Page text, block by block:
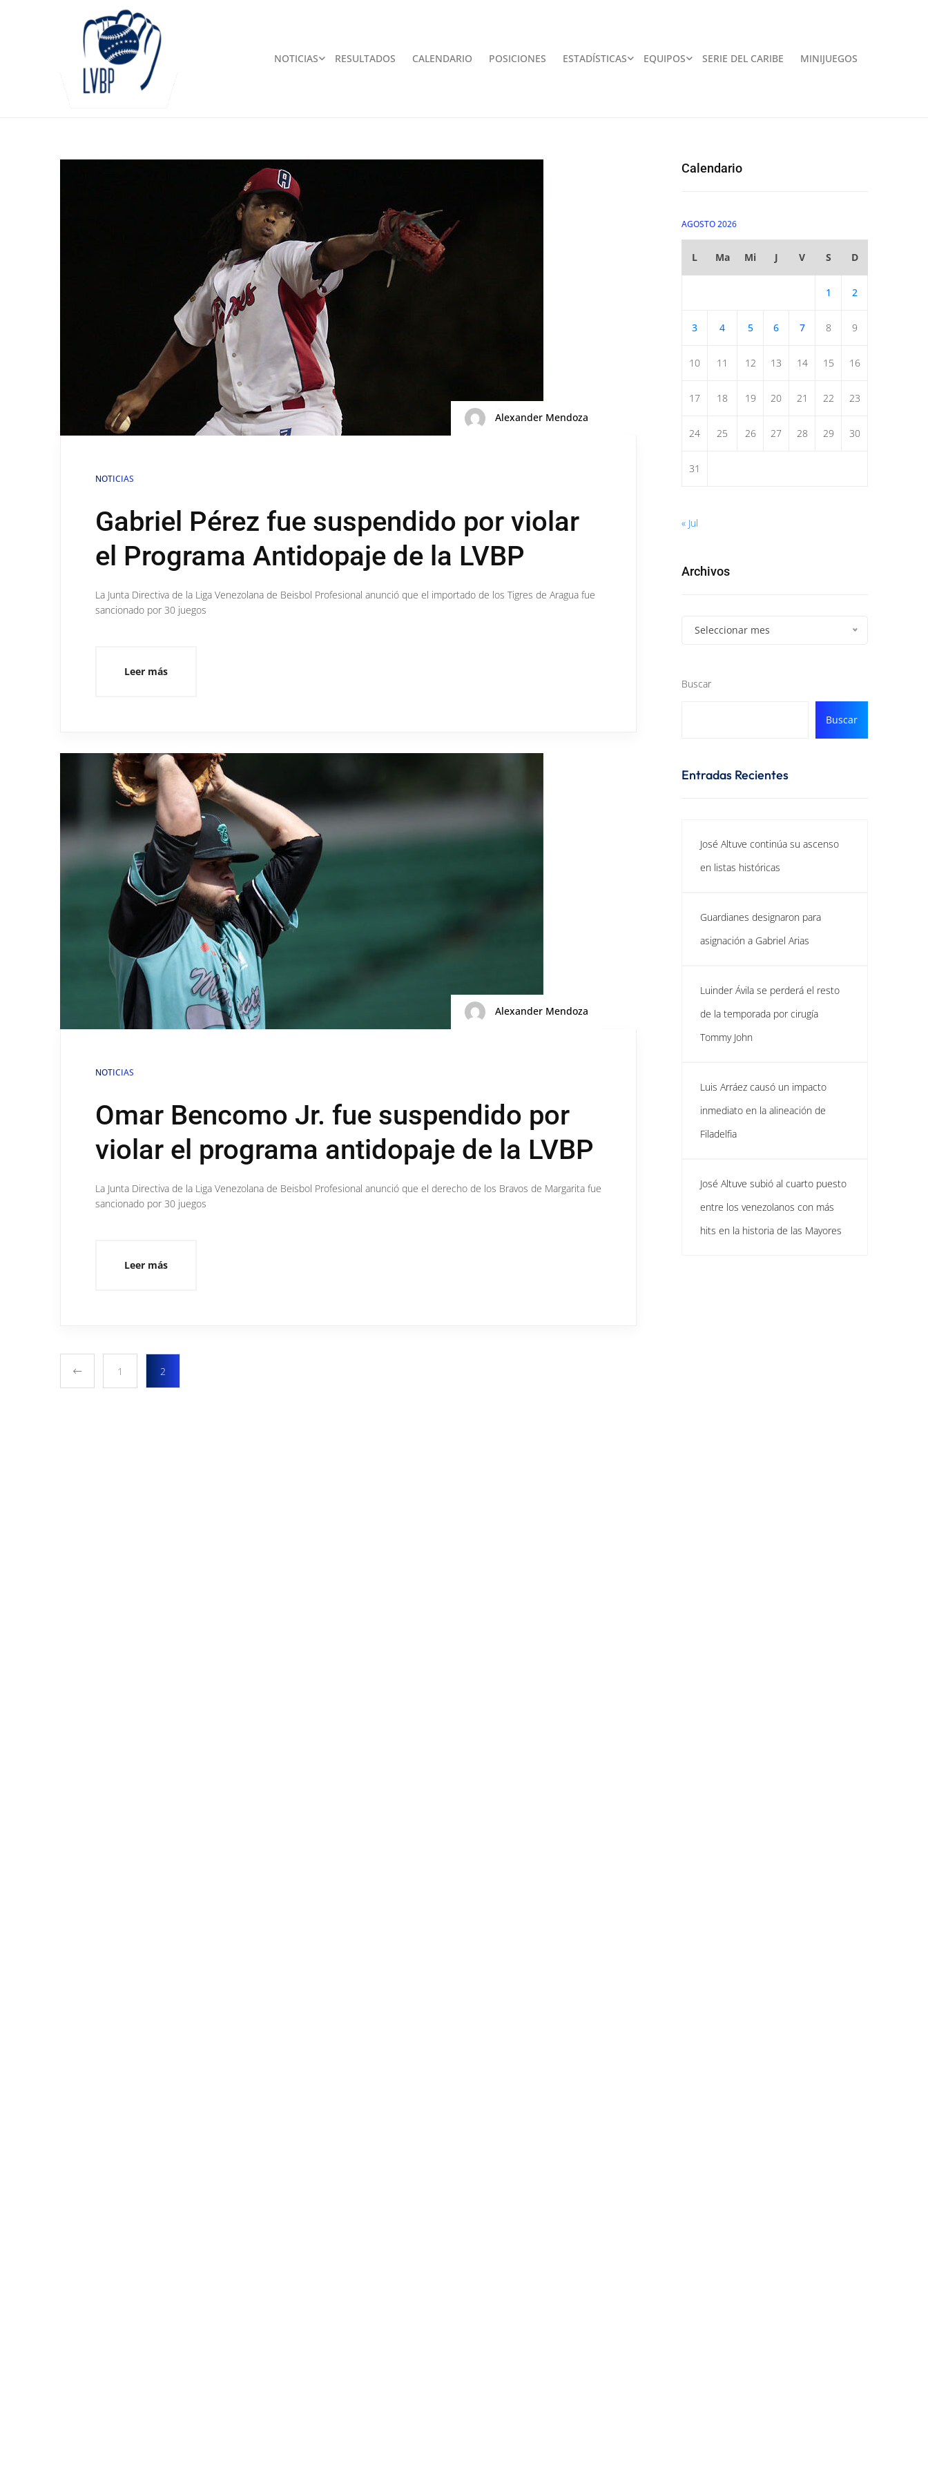
NOTICIAS RESULTADOS CALENDARIO POSICIONES ESTADÍSTICAS EQUIPOS SERIE DEL CARIBE MINIJUEGOS
Alexander Mendoza
NOTICIAS
Gabriel Pérez fue suspendido por violar
el Programa Antidopaje de la LVBP
La Junta Directiva de la Liga Venezolana de Beisbol Profesional anunció que el importado de los Tigres de Aragua fue
sancionado por 30 juegos
Leer más
Alexander Mendoza
NOTICIAS
Omar Bencomo Jr. fue suspendido por
violar el programa antidopaje de la LVBP
La Junta Directiva de la Liga Venezolana de Beisbol Profesional anunció que el derecho de los Bravos de Margarita fue
sancionado por 30 juegos
Leer más
1 2
Calendario
AGOSTO 2026
L Ma Mi J V S D
1 2
3 4 5 6 7 8 9
10 11 12 13 14 15 16
17 18 19 20 21 22 23
24 25 26 27 28 29 30
31
« Jul
Archivos
Seleccionar mes
Buscar
Buscar
Entradas Recientes
José Altuve continúa su ascenso
en listas históricas
Guardianes designaron para
asignación a Gabriel Arias
Luinder Ávila se perderá el resto
de la temporada por cirugía
Tommy John
Luis Arráez causó un impacto
inmediato en la alineación de
Filadelfia
José Altuve subió al cuarto puesto
entre los venezolanos con más
hits en la historia de las Mayores